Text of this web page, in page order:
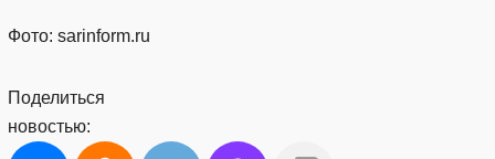
Фото: sarinform.ru
Поделиться
новостью: